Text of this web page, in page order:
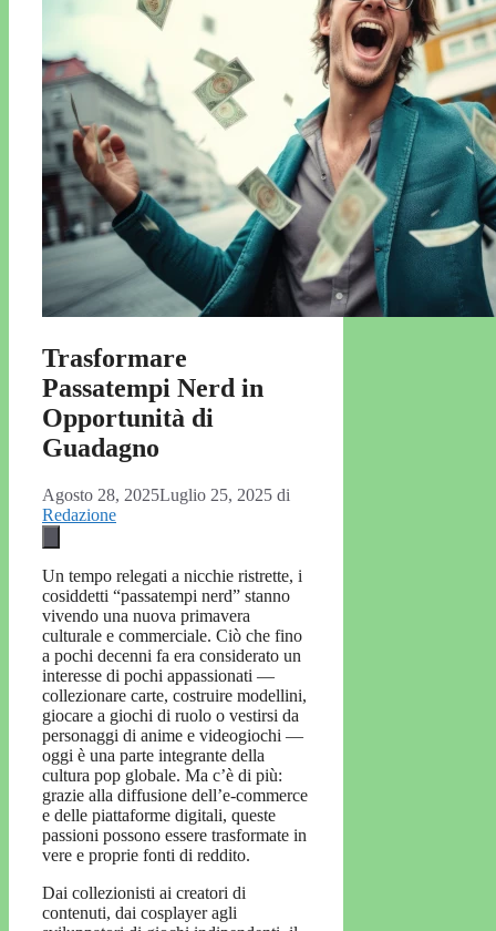
Trasformare
Passatempi Nerd in
Opportunità di
Guadagno
Agosto 28, 2025Luglio 25, 2025 di
Redazione
Un tempo relegati a nicchie ristrette, i
cosiddetti “passatempi nerd” stanno
vivendo una nuova primavera
culturale e commerciale. Ciò che fino
a pochi decenni fa era considerato un
interesse di pochi appassionati —
collezionare carte, costruire modellini,
giocare a giochi di ruolo o vestirsi da
personaggi di anime e videogiochi —
oggi è una parte integrante della
cultura pop globale. Ma c’è di più:
grazie alla diffusione dell’e-commerce
e delle piattaforme digitali, queste
passioni possono essere trasformate in
vere e proprie fonti di reddito.
Dai collezionisti ai creatori di
contenuti, dai cosplayer agli